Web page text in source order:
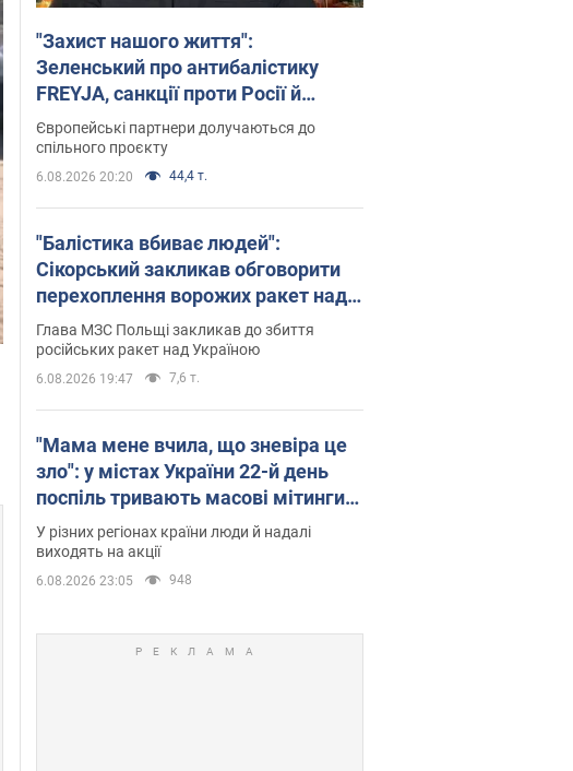
"Захист нашого життя":
Зеленський про антибалістику
FREYJA, санкції проти Росії й
підтримку аграріїв. Відео
Європейські партнери долучаються до
спільного проєкту
6.08.2026 20:20 44,4 т.
"Балістика вбиває людей":
Сікорський закликав обговорити
перехоплення ворожих ракет над
Україною
Глава МЗС Польщі закликав до збиття
російських ракет над Україною
6.08.2026 19:47 7,6 т.
"Мама мене вчила, що зневіра це
зло": у містах України 22-й день
поспіль тривають масові мітинги
за повернення Федорова. Фото і
відео
У різних регіонах країни люди й надалі
виходять на акції
6.08.2026 23:05 948